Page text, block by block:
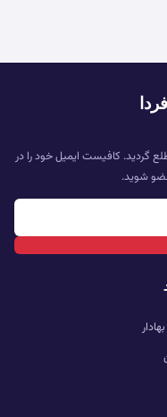
گردید. کافیست ایمیل خود را در
شوید.